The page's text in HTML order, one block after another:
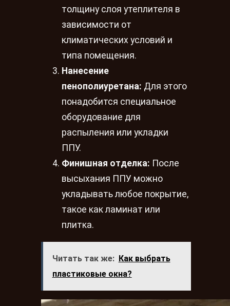
толщину слоя утеплителя в
зависимости от
климатических условий и
типа помещения.
Нанесение
пенополиуретана: Для этого
понадобится специальное
оборудование для
распыления или укладки
ППУ.
Финишная отделка: После
высыхания ППУ можно
укладывать любое покрытие,
такое как ламинат или
плитка.
Читать так же:
Как выбрать
пластиковые окна?